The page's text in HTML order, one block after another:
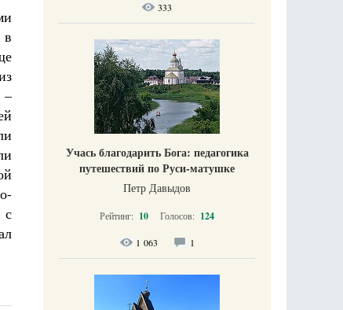
в
–
с
333
Учась благодарить Бога: педагогика
путешествий по Руси-матушке
Петр Давыдов
Рейтинг: 10 Голосов: 124
1 063 1